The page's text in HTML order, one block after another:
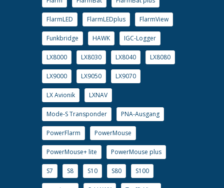
FlarmLED FlarmLEDplus FlarmView
Funkbridge HAWK IGC-Logger
LX8000 LX8030 LX8040 LX8080
LX9000 LX9050 LX9070
LX Avionik LXNAV
Mode-S Transponder PNA-Ausgang
PowerFlarm PowerMouse
PowerMouse+ lite PowerMouse plus
S7 S8 S10 S80 S100